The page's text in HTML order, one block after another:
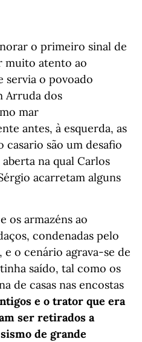
o primeiro sinal de
muito atento ao
servia o povoado
Arruda dos
mar
antes, à esquerda, as
casario são um desafio
na qual Carlos
acarretam alguns
os armazéns ao
condenadas pelo
o cenário agrava-se de
saído, tal como os
de casas nas encostas
e o trator que era
ser retirados a
de grande